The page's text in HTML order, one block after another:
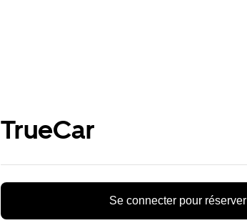
TrueCar
Se connecter pour réserver